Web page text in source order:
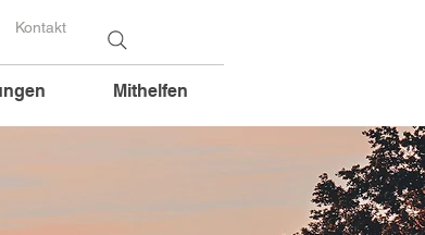
Kontakt
Mithelfen